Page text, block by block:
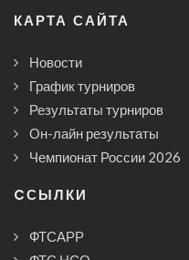
КАРТА САЙТА
Новости
График турниров
Результаты турниров
Он-лайн результаты
Чемпионат России 2026
CСЫЛКИ
ФТСАРР